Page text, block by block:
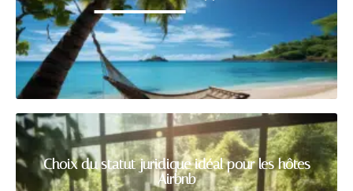
Choix du statut juridique idéal pour les hôtes
Airbnb